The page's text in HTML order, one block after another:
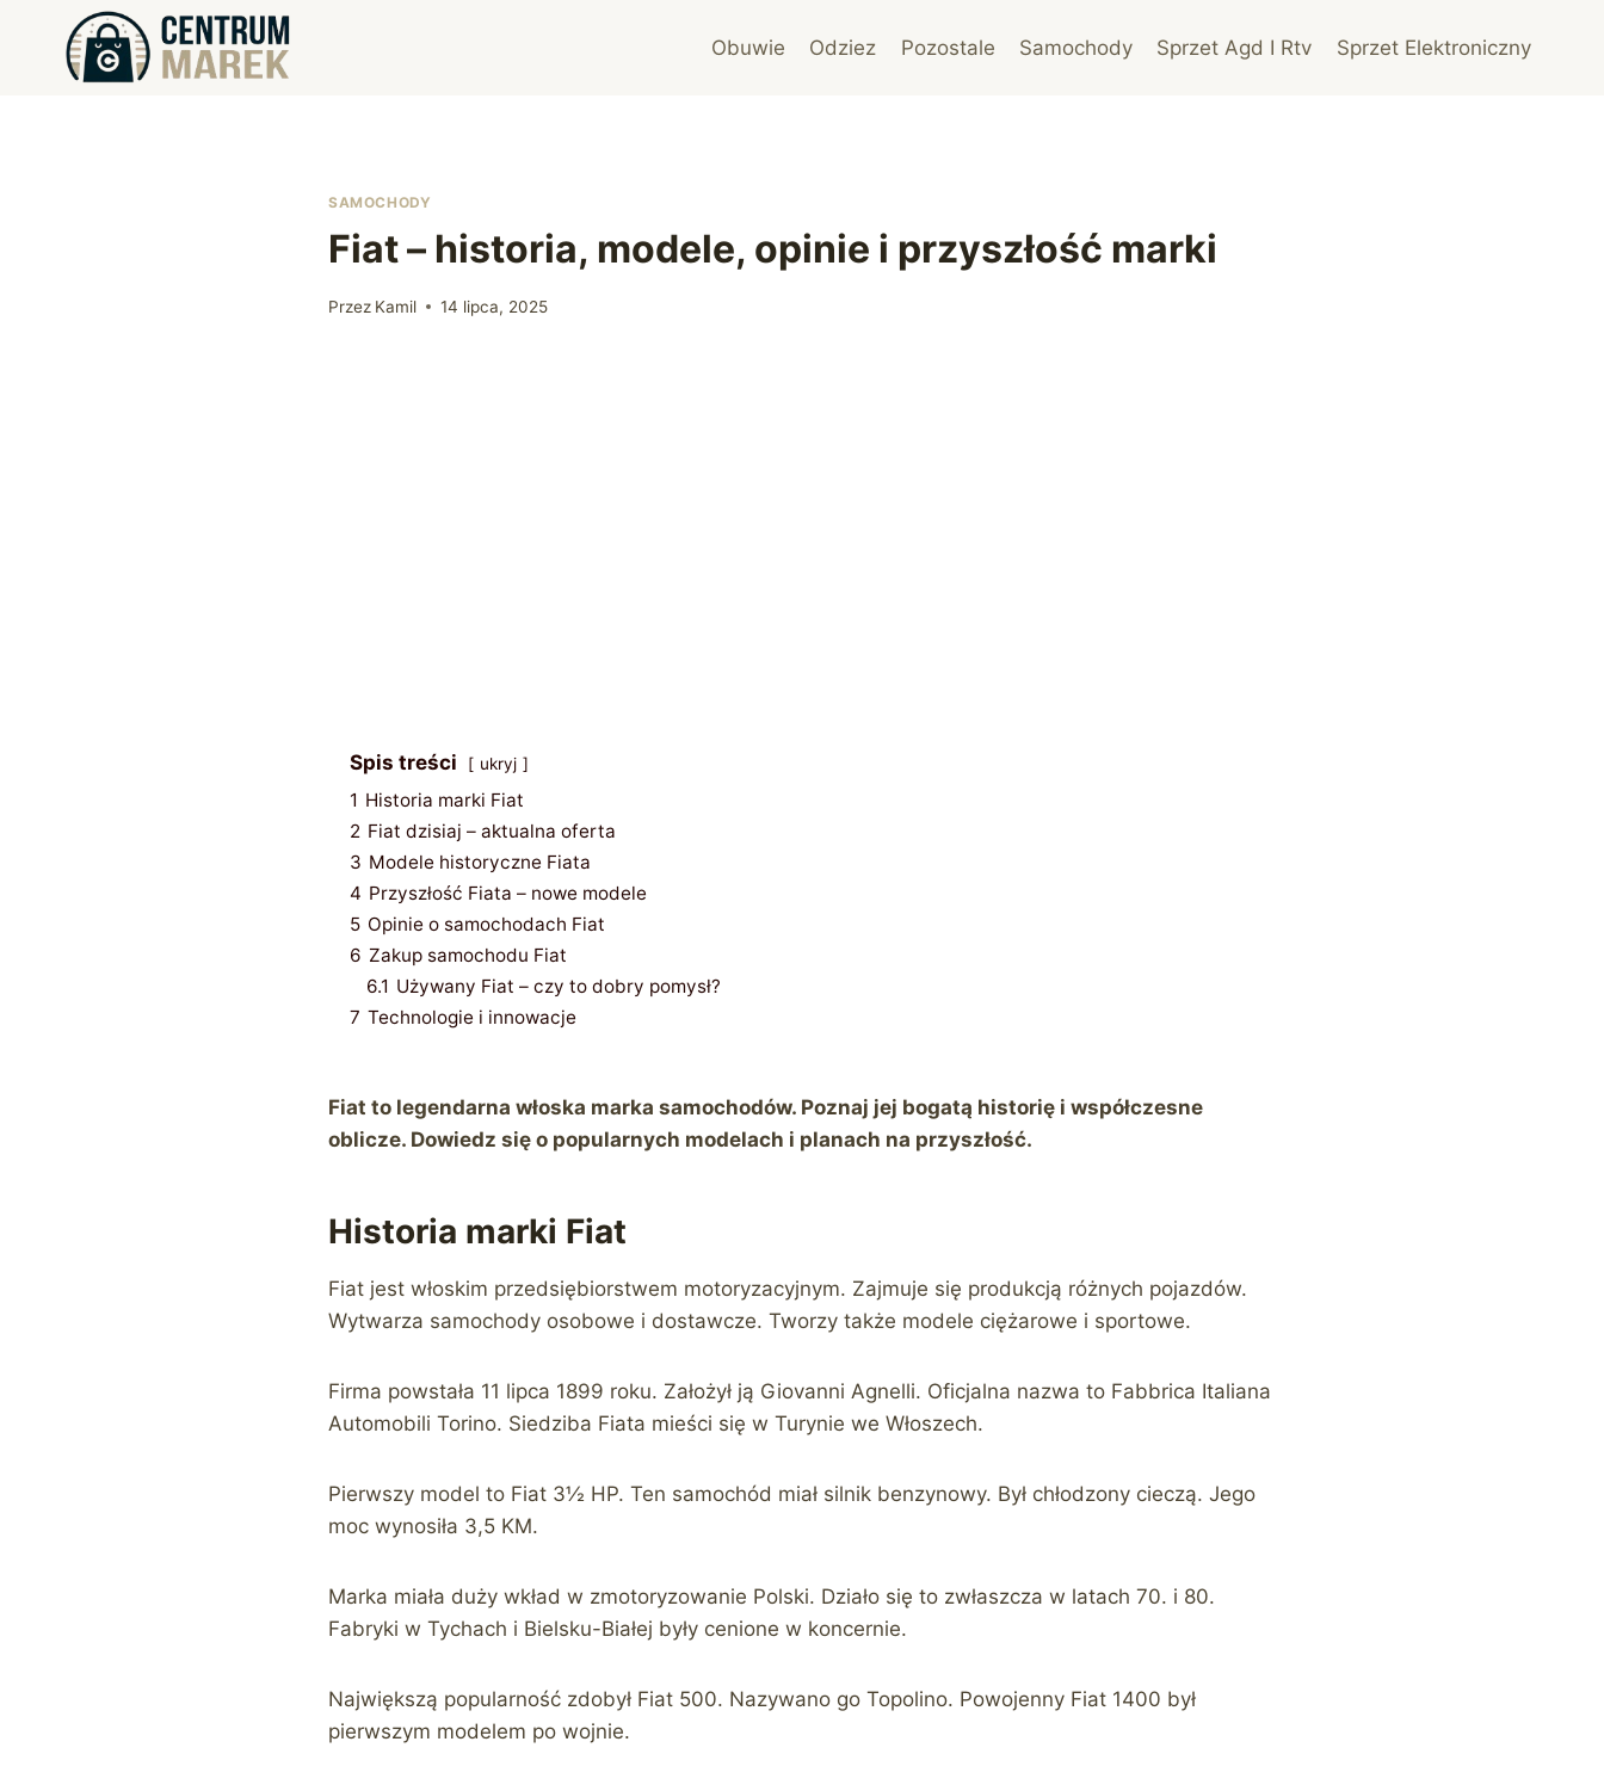
Obuwie Odziez Pozostale Samochody Sprzet Agd I Rtv Sprzet Elektroniczny
SAMOCHODY
Fiat – historia, modele, opinie i przyszłość marki
Przez Kamil 14 lipca, 2025
Spis treści ukryj
1 Historia marki Fiat
2 Fiat dzisiaj – aktualna oferta
3 Modele historyczne Fiata
4 Przyszłość Fiata – nowe modele
5 Opinie o samochodach Fiat
6 Zakup samochodu Fiat
6.1 Używany Fiat – czy to dobry pomysł?
7 Technologie i innowacje
Fiat to legendarna włoska marka samochodów. Poznaj jej bogatą historię i współczesne
oblicze. Dowiedz się o popularnych modelach i planach na przyszłość.
Historia marki Fiat
Fiat jest włoskim przedsiębiorstwem motoryzacyjnym. Zajmuje się produkcją różnych pojazdów.
Wytwarza samochody osobowe i dostawcze. Tworzy także modele ciężarowe i sportowe.
Firma powstała 11 lipca 1899 roku. Założył ją Giovanni Agnelli. Oficjalna nazwa to Fabbrica Italiana
Automobili Torino. Siedziba Fiata mieści się w Turynie we Włoszech.
Pierwszy model to Fiat 3½ HP. Ten samochód miał silnik benzynowy. Był chłodzony cieczą. Jego
moc wynosiła 3,5 KM.
Marka miała duży wkład w zmotoryzowanie Polski. Działo się to zwłaszcza w latach 70. i 80.
Fabryki w Tychach i Bielsku-Białej były cenione w koncernie.
Największą popularność zdobył Fiat 500. Nazywano go Topolino. Powojenny Fiat 1400 był
pierwszym modelem po wojnie.